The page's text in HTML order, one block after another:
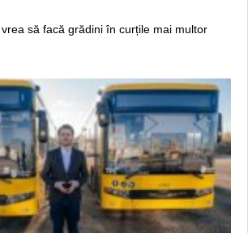
să facă grădini în curțile mai multor